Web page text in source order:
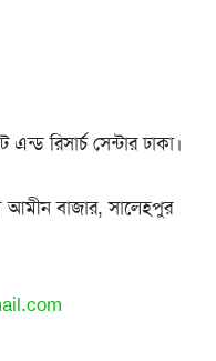
রিসার্চ সেন্টার ঢাকা।
আমীন বাজার, সালেহপুর